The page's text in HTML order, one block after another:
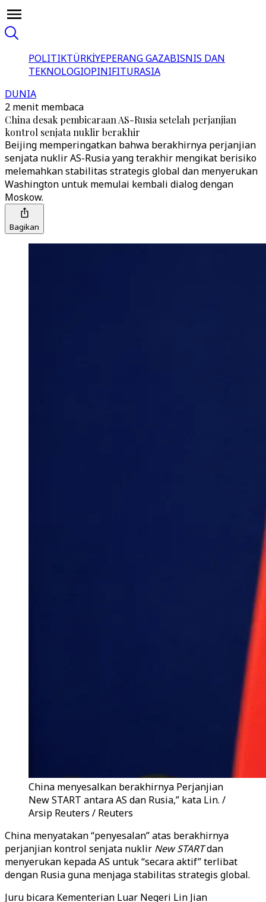
POLITIKTÜRKİYEPERANG GAZABISNIS DAN
TEKNOLOGIOPINIFITURASIA
DUNIA
2 menit membaca
China desak pembicaraan AS-Rusia setelah perjanjian
kontrol senjata nuklir berakhir
Beijing memperingatkan bahwa berakhirnya perjanjian
senjata nuklir AS-Rusia yang terakhir mengikat berisiko
melemahkan stabilitas strategis global dan menyerukan
Washington untuk memulai kembali dialog dengan
Moskow.
Bagikan
China menyesalkan berakhirnya Perjanjian
New START antara AS dan Rusia,” kata Lin. /
Arsip Reuters / Reuters
China menyatakan “penyesalan” atas berakhirnya
perjanjian kontrol senjata nuklir New STARTdan
menyerukan kepada AS untuk “secara aktif” terlibat
dengan Rusia guna menjaga stabilitas strategis global.
Juru bicara Kementerian Luar Negeri Lin Jian